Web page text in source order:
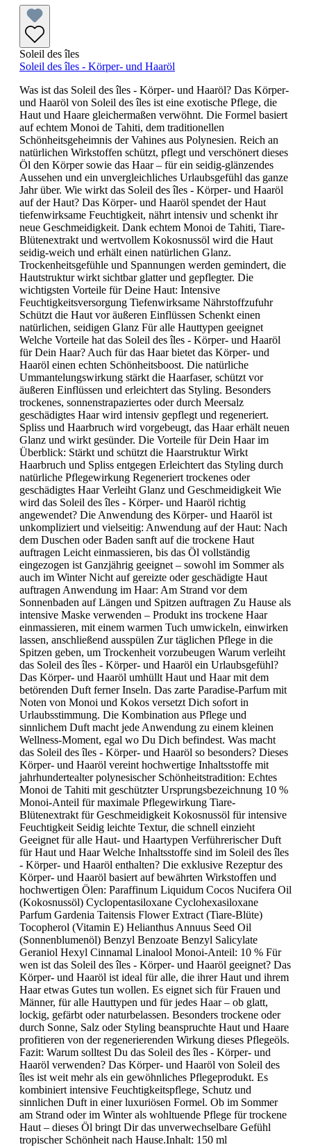
Soleil des îles
Soleil des îles - Körper- und Haaröl
Was ist das Soleil des îles - Körper- und Haaröl? Das Körper-
und Haaröl von Soleil des îles ist eine exotische Pflege, die
Haut und Haare gleichermaßen verwöhnt. Die Formel basiert
auf echtem Monoi de Tahiti, dem traditionellen
Schönheitsgeheimnis der Vahines aus Polynesien. Reich an
natürlichen Wirkstoffen schützt, pflegt und verschönert dieses
Öl den Körper sowie das Haar – für ein seidig-glänzendes
Aussehen und ein unvergleichliches Urlaubsgefühl das ganze
Jahr über. Wie wirkt das Soleil des îles - Körper- und Haaröl
auf der Haut? Das Körper- und Haaröl spendet der Haut
tiefenwirksame Feuchtigkeit, nährt intensiv und schenkt ihr
neue Geschmeidigkeit. Dank echtem Monoi de Tahiti, Tiare-
Blütenextrakt und wertvollem Kokosnussöl wird die Haut
seidig-weich und erhält einen natürlichen Glanz.
Trockenheitsgefühle und Spannungen werden gemindert, die
Hautstruktur wirkt sichtbar glatter und gepflegter. Die
wichtigsten Vorteile für Deine Haut: Intensive
Feuchtigkeitsversorgung Tiefenwirksame Nährstoffzufuhr
Schützt die Haut vor äußeren Einflüssen Schenkt einen
natürlichen, seidigen Glanz Für alle Hauttypen geeignet
Welche Vorteile hat das Soleil des îles - Körper- und Haaröl
für Dein Haar? Auch für das Haar bietet das Körper- und
Haaröl einen echten Schönheitsboost. Die natürliche
Ummantelungswirkung stärkt die Haarfaser, schützt vor
äußeren Einflüssen und erleichtert das Styling. Besonders
trockenes, sonnenstrapaziertes oder durch Meersalz
geschädigtes Haar wird intensiv gepflegt und regeneriert.
Spliss und Haarbruch wird vorgebeugt, das Haar erhält neuen
Glanz und wirkt gesünder. Die Vorteile für Dein Haar im
Überblick: Stärkt und schützt die Haarstruktur Wirkt
Haarbruch und Spliss entgegen Erleichtert das Styling durch
natürliche Pflegewirkung Regeneriert trockenes oder
geschädigtes Haar Verleiht Glanz und Geschmeidigkeit Wie
wird das Soleil des îles - Körper- und Haaröl richtig
angewendet? Die Anwendung des Körper- und Haaröl ist
unkompliziert und vielseitig: Anwendung auf der Haut: Nach
dem Duschen oder Baden sanft auf die trockene Haut
auftragen Leicht einmassieren, bis das Öl vollständig
eingezogen ist Ganzjährig geeignet – sowohl im Sommer als
auch im Winter Nicht auf gereizte oder geschädigte Haut
auftragen Anwendung im Haar: Am Strand vor dem
Sonnenbaden auf Längen und Spitzen auftragen Zu Hause als
intensive Maske verwenden – Produkt ins trockene Haar
einmassieren, mit einem warmen Tuch umwickeln, einwirken
lassen, anschließend ausspülen Zur täglichen Pflege in die
Spitzen geben, um Trockenheit vorzubeugen Warum verleiht
das Soleil des îles - Körper- und Haaröl ein Urlaubsgefühl?
Das Körper- und Haaröl umhüllt Haut und Haar mit dem
betörenden Duft ferner Inseln. Das zarte Paradise-Parfum mit
Noten von Monoi und Kokos versetzt Dich sofort in
Urlaubsstimmung. Die Kombination aus Pflege und
sinnlichem Duft macht jede Anwendung zu einem kleinen
Wellness-Moment, egal wo Du Dich befindest. Was macht
das Soleil des îles - Körper- und Haaröl so besonders? Dieses
Körper- und Haaröl vereint hochwertige Inhaltsstoffe mit
jahrhundertealter polynesischer Schönheitstradition: Echtes
Monoi de Tahiti mit geschützter Ursprungsbezeichnung 10 %
Monoi-Anteil für maximale Pflegewirkung Tiare-
Blütenextrakt für Geschmeidigkeit Kokosnussöl für intensive
Feuchtigkeit Seidig leichte Textur, die schnell einzieht
Geeignet für alle Haut- und Haartypen Verführerischer Duft
für Haut und Haar Welche Inhaltsstoffe sind im Soleil des îles
- Körper- und Haaröl enthalten? Die exklusive Rezeptur des
Körper- und Haaröl basiert auf bewährten Wirkstoffen und
hochwertigen Ölen: Paraffinum Liquidum Cocos Nucifera Oil
(Kokosnussöl) Cyclopentasiloxane Cyclohexasiloxane
Parfum Gardenia Taitensis Flower Extract (Tiare-Blüte)
Tocopherol (Vitamin E) Helianthus Annuus Seed Oil
(Sonnenblumenöl) Benzyl Benzoate Benzyl Salicylate
Geraniol Hexyl Cinnamal Linalool Monoi-Anteil: 10 % Für
wen ist das Soleil des îles - Körper- und Haaröl geeignet? Das
Körper- und Haaröl ist ideal für alle, die ihrer Haut und ihrem
Haar etwas Gutes tun wollen. Es eignet sich für Frauen und
Männer, für alle Hauttypen und für jedes Haar – ob glatt,
lockig, gefärbt oder naturbelassen. Besonders trockene oder
durch Sonne, Salz oder Styling beanspruchte Haut und Haare
profitieren von der regenerierenden Wirkung dieses Pflegeöls.
Fazit: Warum solltest Du das Soleil des îles - Körper- und
Haaröl verwenden? Das Körper- und Haaröl von Soleil des
îles ist weit mehr als ein gewöhnliches Pflegeprodukt. Es
kombiniert intensive Feuchtigkeitspflege, Schutz und
sinnlichen Duft in einer luxuriösen Formel. Ob im Sommer
am Strand oder im Winter als wohltuende Pflege für trockene
Haut – dieses Öl bringt Dir das unverwechselbare Gefühl
tropischer Schönheit nach Hause.Inhalt: 150 ml